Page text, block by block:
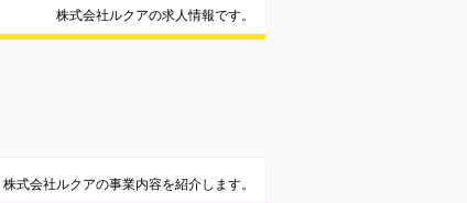
株式会社ルクアの求人情報です。
株式会社ルクアの事業内容を紹介します。